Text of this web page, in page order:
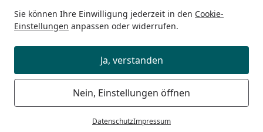
Sie können Ihre Einwilligung jederzeit in den Cookie-
Einstellungen anpassen oder widerrufen.
Ja, verstanden
Nein, Einstellungen öffnen
DatenschutzImpressum